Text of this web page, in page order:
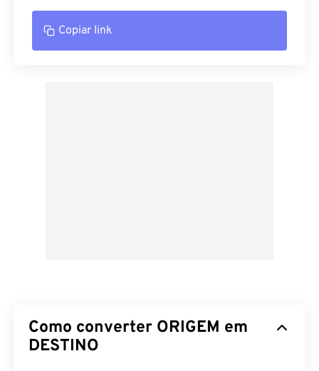
Copiar link
Como converter ORIGEM em
DESTINO